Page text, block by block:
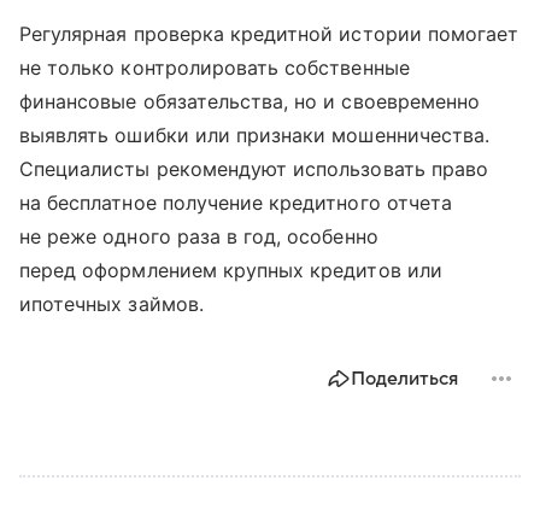
Регулярная проверка кредитной истории помогает
не только контролировать собственные
финансовые обязательства, но и своевременно
выявлять ошибки или признаки мошенничества.
Специалисты рекомендуют использовать право
на бесплатное получение кредитного отчета
не реже одного раза в год, особенно
перед оформлением крупных кредитов или
ипотечных займов.
Поделиться